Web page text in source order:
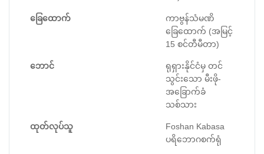
ခြေထောက်
ကာဗွန်သံမဏိ
ခြေထောက် (အမြင့်
15 စင်တီမီတာ)
ဘောင်
ရုရှားနိုင်ငံမှ တင်
သွင်းသော မီးဖို-
အခြောက်ခံ
သစ်သား
ထုတ်လုပ်သူ
Foshan Kabasa
ပရိဘောဂစက်ရုံ